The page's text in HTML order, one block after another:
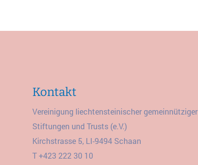
Kontakt
Vereinigung liechtensteinischer gemeinnütziger
Stiftungen und Trusts (e.V.)
Kirchstrasse 5, LI-9494 Schaan
T+423 222 30 10